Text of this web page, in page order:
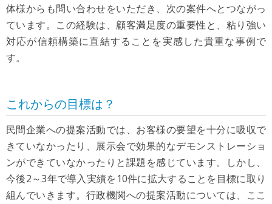
体様からも問い合わせをいただき、次の案件へとつながっ
ています。この経験は、顧客満足度の重要性と、粘り強い
対応が信頼構築に直結することを実感した貴重な事例で
す。
これからの目標は？
民間企業への提案活動では、お客様の要望を十分に吸収で
きていなかったり、展示会で効果的なデモンストレーショ
ンができていなかったりと課題を感じています。しかし、
今後2～3年で導入実績を10件に拡大することを目標に取り
組んでいきます。行政機関への提案活動については、ここ